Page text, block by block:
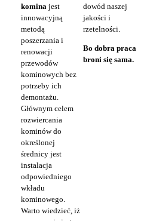
komina jest
innowacyjną
metodą
poszerzania i
renowacji
przewodów
kominowych bez
potrzeby ich
demontażu.
Głównym celem
rozwiercania
kominów do
określonej
średnicy jest
instalacja
odpowiedniego
wkładu
kominowego.
Warto wiedzieć, iż
dowód naszej
jakości i
rzetelności.
Bo dobra praca
broni się sama.